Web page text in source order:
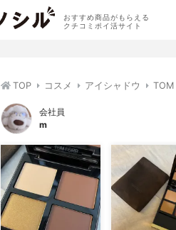
おすすめ商品がもらえる
クチコミポイ活サイト
TOP コスメ アイシャドウ TOM
会社員
m